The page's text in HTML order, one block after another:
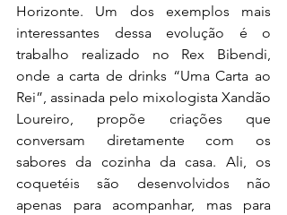
Horizonte. Um dos exemplos mais
interessantes dessa evolução é o
trabalho realizado no Rex Bibendi,
onde a carta de drinks “Uma Carta ao
Rei”, assinada pelo mixologista Xandão
Loureiro, propõe criações que
conversam diretamente com os
sabores da cozinha da casa. Ali, os
coquetéis são desenvolvidos não
apenas para acompanhar, mas para